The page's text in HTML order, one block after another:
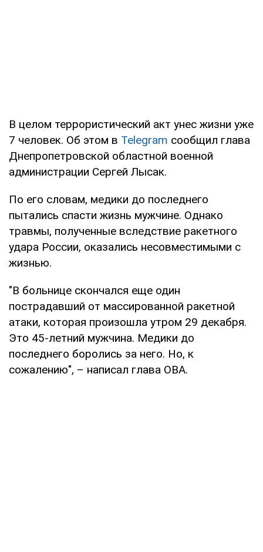
В целом террористический акт унес жизни уже
7 человек. Об этом в Telegram сообщил глава
Днепропетровской областной военной
администрации Сергей Лысак.
По его словам, медики до последнего
пытались спасти жизнь мужчине. Однако
травмы, полученные вследствие ракетного
удара России, оказались несовместимыми с
жизнью.
"В больнице скончался еще один
пострадавший от массированной ракетной
атаки, которая произошла утром 29 декабря.
Это 45-летний мужчина. Медики до
последнего боролись за него. Но, к
сожалению", – написал глава ОВА.